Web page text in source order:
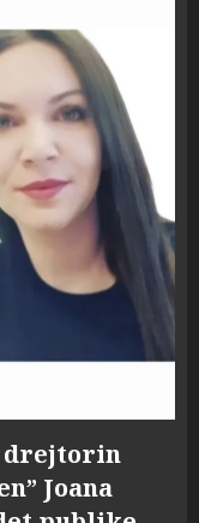
drejtorin
Joana